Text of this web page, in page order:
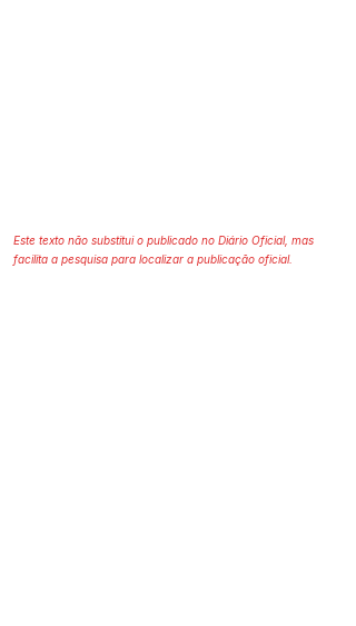
Este texto não substitui o publicado no Diário Oficial, mas
facilita a pesquisa para localizar a publicação oficial.